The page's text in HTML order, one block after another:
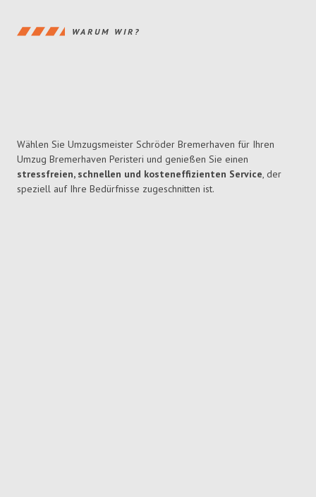
WARUM WIR?
Wählen Sie Umzugsmeister Schröder Bremerhaven für Ihren
Umzug Bremerhaven Peristeri und genießen Sie einen
stressfreien, schnellen und kosteneffizienten Service, der
speziell auf Ihre Bedürfnisse zugeschnitten ist.